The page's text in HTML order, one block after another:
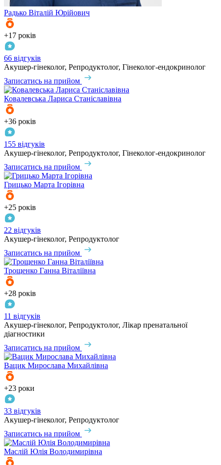
Радько Віталій Юрійович
+17 років
66 відгуків
Акушер-гінеколог, Репродуктолог, Гінеколог-ендокринолог
Записатись на прийом
Ковалевська Лариса Станіславівна
+36 років
155 відгуків
Акушер-гінеколог, Репродуктолог, Гінеколог-ендокринолог
Записатись на прийом
Грицько Марта Ігорівна
+25 років
22 відгуків
Акушер-гінеколог, Репродуктолог
Записатись на прийом
Трощенко Ганна Віталіївна
+28 років
11 відгуків
Акушер-гінеколог, Репродуктолог, Лікар пренатальної
діагностики
Записатись на прийом
Вацик Мирослава Михайлівна
+23 роки
33 відгуків
Акушер-гінеколог, Репродуктолог
Записатись на прийом
Маслій Юлія Володимирівна